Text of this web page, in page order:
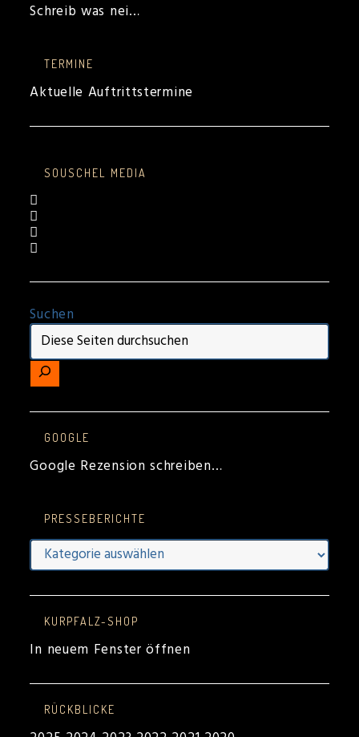
Schreib was nei…
TERMINE
Aktuelle Auftrittstermine
SOUSCHEL MEDIA
Suchen
GOOGLE
Google Rezension schreiben…
PRESSEBERICHTE
KURPFALZ-SHOP
In neuem Fenster öffnen
RÜCKBLICKE